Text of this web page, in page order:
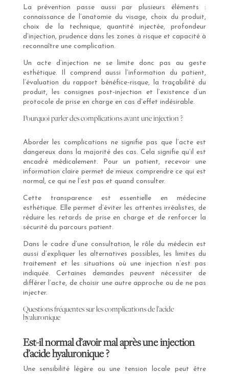
La prévention passe aussi par plusieurs éléments :
connaissance de l’anatomie du visage, choix du produit,
choix de la technique, quantité injectée, profondeur
d’injection, prudence dans les zones à risque et capacité à
reconnaître une complication.
Un acte d’injection ne se limite donc pas au geste
esthétique. Il comprend aussi l’information du patient,
l’évaluation du rapport bénéfice-risque, la traçabilité du
produit, les consignes post-injection et l’existence d’un
protocole de prise en charge en cas d’effet indésirable.
Pourquoi parler des complications avant une injection ?
Aborder les complications ne signifie pas que l’acte est
dangereux dans la majorité des cas. Cela signifie qu’il est
encadré médicalement. Pour un patient, recevoir une
information claire permet de mieux comprendre ce qui est
normal, ce qui ne l’est pas et quand consulter.
Cette transparence est essentielle en médecine
esthétique. Elle permet d’éviter les attentes irréalistes, de
réduire les retards de prise en charge et de renforcer la
sécurité du parcours patient.
Dans le cadre d’une consultation, le rôle du médecin est
aussi d’expliquer les alternatives possibles, les limites du
traitement et les situations où une injection n’est pas
indiquée. Certaines demandes peuvent nécessiter de
différer l’acte, de choisir une autre approche ou de ne pas
injecter.
Questions fréquentes sur les complications de l’acide
hyaluronique
Est-il normal d’avoir mal après une injection
d’acide hyaluronique ?
Une sensibilité légère ou une tension locale peut être